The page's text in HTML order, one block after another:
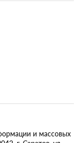
и массовых